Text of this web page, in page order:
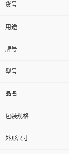
货号
用途
牌号
型号
品名
包装规格
外形尺寸